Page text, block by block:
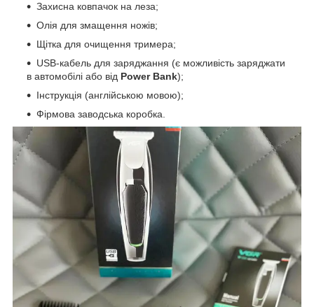
Захисна ковпачок на леза;
Олія для змащення ножів;
Щітка для очищення тримера;
USB-кабель для заряджання (є можливість заряджати
в автомобілі або від Power Bank);
Інструкція (англійською мовою);
Фірмова заводська коробка.